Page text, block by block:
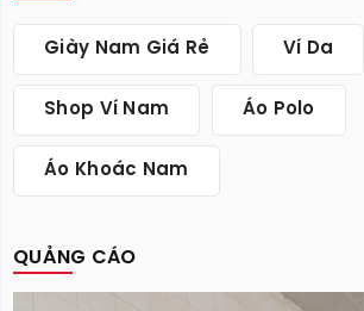
Giày Nam Giá Rẻ Ví Da
Shop Ví Nam Áo Polo
Áo Khoác Nam
QUẢNG CÁO